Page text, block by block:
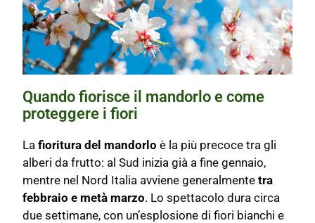
Quando fiorisce il mandorlo e come
proteggere i fiori
Lafioritura del mandorlo è la più precoce tra gli
alberi da frutto: al Sud inizia già a fine gennaio,
mentre nel Nord Italia avviene generalmentetra
febbraio e metà marzo. Lo spettacolo dura circa
due settimane, con un’esplosione di fiori bianchi e